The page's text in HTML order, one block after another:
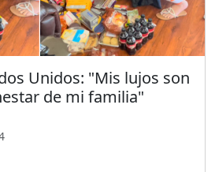
Unidos: "Mis lujos son
de mi familia"